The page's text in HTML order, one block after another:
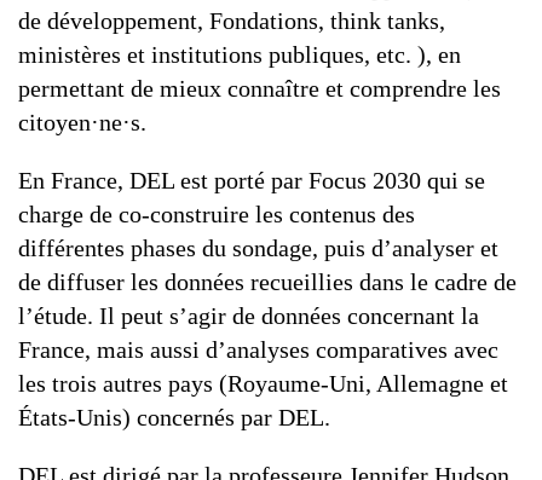
de développement, Fondations, think tanks,
ministères et institutions publiques, etc. ), en
permettant de mieux connaître et comprendre les
citoyen·ne·s.
En France, DEL est porté par Focus 2030 qui se
charge de co-construire les contenus des
différentes phases du sondage, puis d’analyser et
de diffuser les données recueillies dans le cadre de
l’étude. Il peut s’agir de données concernant la
France, mais aussi d’analyses comparatives avec
les trois autres pays (Royaume-Uni, Allemagne et
États-Unis) concernés par DEL.